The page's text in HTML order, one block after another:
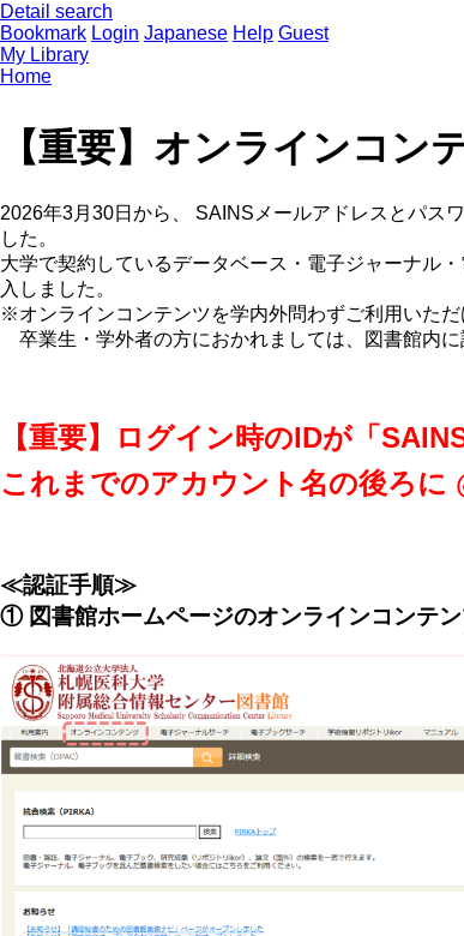
Detail search
Bookmark Login Japanese Help Guest
My Library
Home
【重要】オンラインコン
2026年3月30日から、 SAINSメールアドレスとパス
した。
大学で契約しているデータベース・電子ジャーナル
入しました。
※オンラインコンテンツを学内外問わずご利用いただ
卒業生・学外者の方におかれましては、図書館内に
【重要】ログイン時のIDが「
これまでのアカウント名の後ろに
≪認証手順≫
① 図書館ホームページのオンラインコンテン